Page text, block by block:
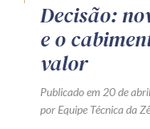
Decisão:
e o
valor
Publicado em 20 de
por Equipe Técnica da